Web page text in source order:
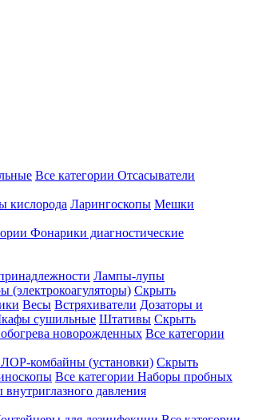
Все категории Отсасыватели
кислорода Ларингоскопы Мешки
Фонарики диагностические
Лампы-лупы
(электрокоагуляторы) Скрыть
Весы Встряхиватели Дозаторы и
сушильные Штативы Скрыть
обогрева новорожденных Все категории
ЛОР-комбайны (установки) Скрыть
Все категории Наборы пробных
давления